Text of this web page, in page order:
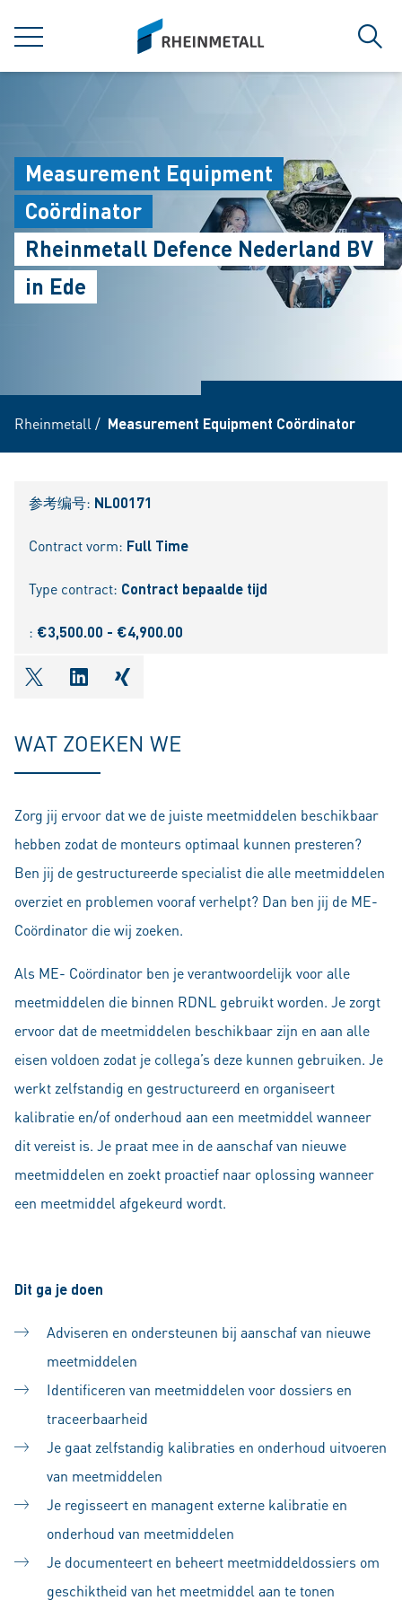
菜单
siteLogo
搜索
Measurement Equipment
Coördinator
Rheinmetall Defence Nederland BV
in Ede
Rheinmetall / Measurement Equipment Coördinator
参考编号: NL00171
Contract vorm: Full Time
Type contract: Contract bepaalde tijd
: €3,500.00 - €4,900.00
shareOntwitter
shareOnlinkedIn
shareOnxing
WAT ZOEKEN WE
Zorg jij ervoor dat we de juiste meetmiddelen beschikbaar
hebben zodat de monteurs optimaal kunnen presteren?
Ben jij de gestructureerde specialist die alle meetmiddelen
overziet en problemen vooraf verhelpt? Dan ben jij de ME-
Coördinator die wij zoeken.
Als ME- Coördinator ben je verantwoordelijk voor alle
meetmiddelen die binnen RDNL gebruikt worden. Je zorgt
ervoor dat de meetmiddelen beschikbaar zijn en aan alle
eisen voldoen zodat je collega’s deze kunnen gebruiken. Je
werkt zelfstandig en gestructureerd en organiseert
kalibratie en/of onderhoud aan een meetmiddel wanneer
dit vereist is. Je praat mee in de aanschaf van nieuwe
meetmiddelen en zoekt proactief naar oplossing wanneer
een meetmiddel afgekeurd wordt.
Dit ga je doen
Adviseren en ondersteunen bij aanschaf van nieuwe
meetmiddelen
Identificeren van meetmiddelen voor dossiers en
traceerbaarheid
Je gaat zelfstandig kalibraties en onderhoud uitvoeren
van meetmiddelen
Je regisseert en managent externe kalibratie en
onderhoud van meetmiddelen
Je documenteert en beheert meetmiddeldossiers om
geschiktheid van het meetmiddel aan te tonen